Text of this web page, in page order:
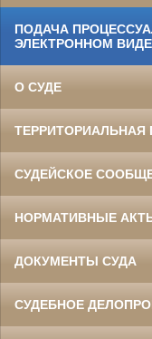
ПОДАЧА
ЭЛЕКТРОННОМ ВИДЕ
О СУДЕ
ТЕРРИТОРИАЛЬНАЯ
СУДЕЙСКОЕ
НОРМАТИВНЫЕ
ДОКУМЕНТЫ СУДА
СУДЕБНОЕ